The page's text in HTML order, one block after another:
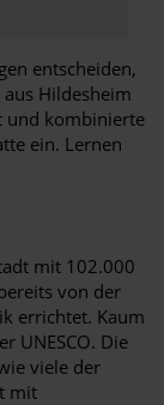
entscheiden,
Hildesheim
und kombinierte
ein. Lernen
mit 102.000
von der
errichtet. Kaum
UNESCO. Die
viele der
mit